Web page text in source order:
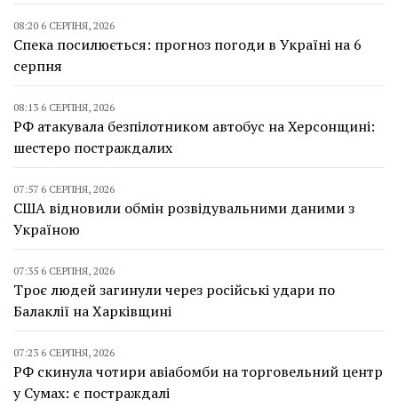
08:20 6 СЕРПНЯ, 2026
Спека посилюється: прогноз погоди в Україні на 6
серпня
08:13 6 СЕРПНЯ, 2026
РФ атакувала безпілотником автобус на Херсонщині:
шестеро постраждалих
07:57 6 СЕРПНЯ, 2026
США відновили обмін розвідувальними даними з
Україною
07:35 6 СЕРПНЯ, 2026
Троє людей загинули через російські удари по
Балаклії на Харківщині
07:23 6 СЕРПНЯ, 2026
РФ скинула чотири авіабомби на торговельний центр
у Сумах: є постраждалі